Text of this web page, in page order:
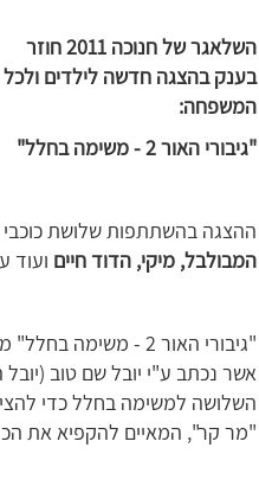
השלאגר של חנוכה 2011 חוזר
בענק בהצגה חדשה לילדים ולכל
המשפחה:
"גיבורי האור 2 - משימה בחלל
"
ההצגה בהשתתפות שלושת כוכבי
המבולבל, מיקי, הדוד חיים ועוד
"גיבורי האור 2 -
אשר נכתב ע"י יובל שם טוב
השלושה למשימה בחלל כדי
"מר קר", המאיים להקפיא את